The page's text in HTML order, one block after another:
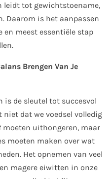
leidt tot gewichtstoename,
Daarom is het aanpassen
en meest essentiële stap
Brengen Van Je
is de sleutel tot succesvol
dat we voedsel volledig
moeten uithongeren, maar
moeten maken over wat
Het opnemen van veel
magere eiwitten in onze